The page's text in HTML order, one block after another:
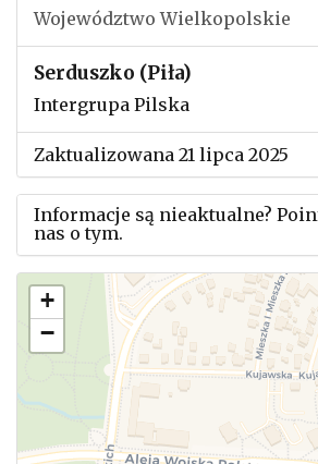
Województwo Wielkopolskie
Serduszko (Piła)
Intergrupa Pilska
Zaktualizowana 21 lipca 2025
Informacje są nieaktualne?
nas o tym.
Użyj tego formularza aby
zmianach w powyższym
+
−